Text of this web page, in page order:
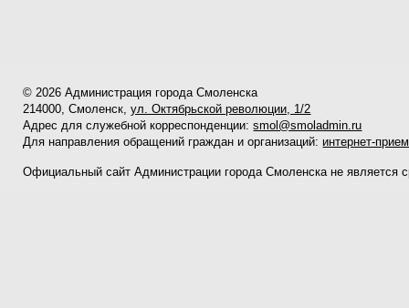
© 2026 Администрация города Смоленска
214000, Смоленск,ул. Октябрьской революции, 1/2
Адрес для служебной корреспонденции:smol@smoladmin.ru
Для направления обращений граждан и организаций: интернет-
Официальный сайт Администрации города Смоленска не является